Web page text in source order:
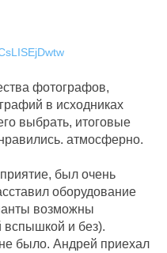
фотографов,
в исходниках
выбрать, итоговые
атмосферно.
был очень
оборудование
возможны
вспышкой и без).
было. Андрей приехал